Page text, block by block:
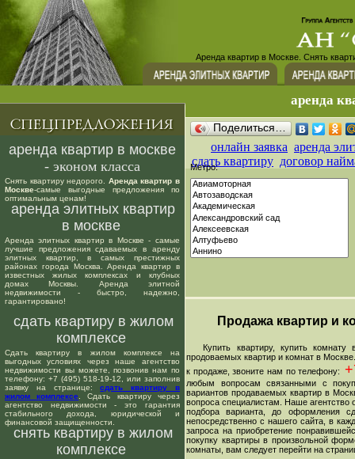
Аренда квартир в Москве. Снять
аренда
аренда квартир в москве
- эконом класса
Снять квартиру недорого. Аренда квартир в
Москве-самые выгодные предложения по
оптимальным ценам!
аренда элитных квартир
в москве
Аренда элитных квартир в Москве - самые
лучшие предложения сдаваемых в аренду
элитных квартир, в самых престижных
районах города Москва. Аренда квартир в
известных жилых комплексах и клубных
домах Москвы. Аренда элитной
недвижимости - быстро, надежно,
гарантировано!
сдать квартиру в жилом
комплексе
Сдать квартиру в жилом комплексе на
выгодных условиях через наше агентство
недвижимости вы можете, позвонив нам по
телефону: +7 (495) 518-19-12, или заполнив
заявку на странице:сдать квартиру в
жилом комплексе . Сдать квартиру через
агентство недвижимости - это гарантия
стабильного дохода, юридической и
финансовой защищенности.
снять квартиру в жилом
комплексе
Поделиться…
онлайн заявка аренда
сдать квартиру договор
Метро:
Продажа квартир и
Купить квартиру, купить комнату
продоваемых квартир и комнат в
к продаже, звоните нам по телефону:
любым вопросам связанными с
вариантов продаваемых квартир в
вопроса специалистам. Наше агентство
подбора варианта, до оформления
непосредственно с нашего сайта, в
запроса на приобретение
покупку квартиры в произвольной
комнаты, вам следует перейти на